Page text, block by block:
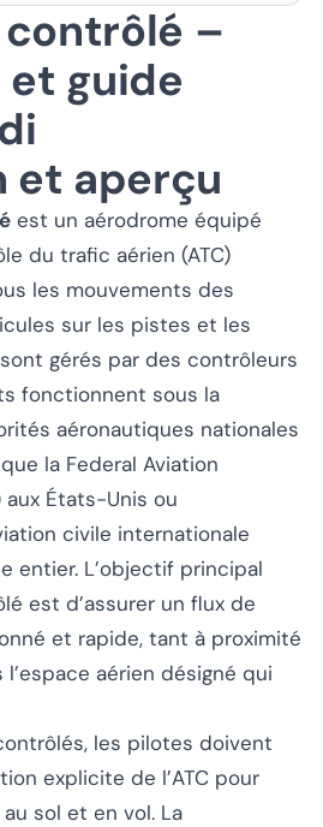
–
et guide
et aperçu
est un aérodrome équipé
du trafic aérien (ATC)
les mouvements des
sur les pistes et les
gérés par des contrôleurs
fonctionnent sous la
aéronautiques nationales
la Federal Aviation
États-Unis ou
civile internationale
entier. L’objectif principal
est d’assurer un flux de
et rapide, tant à proximité
aérien désigné qui
les pilotes doivent
explicite de l’ATC pour
sol et en vol. La